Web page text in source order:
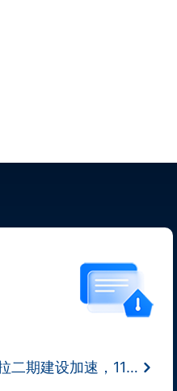
新首都努桑塔拉二期建设加速，11月BD